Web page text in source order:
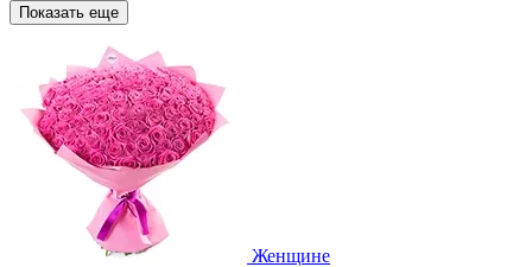
Показать еще
Женщине